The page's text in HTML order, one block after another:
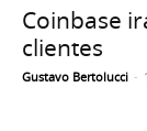
Coinbase
clientes
Gustavo Bertolucci -